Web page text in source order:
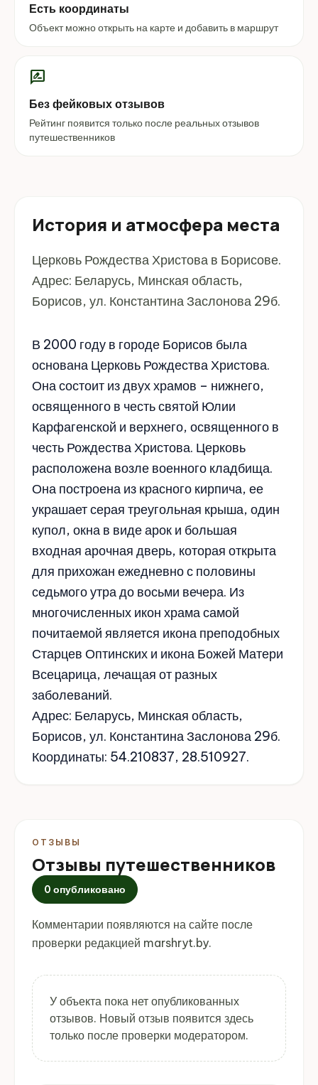
Есть координаты
Объект можно открыть на карте и добавить в маршрут
rate_review
Без фейковых отзывов
Рейтинг появится только после реальных отзывов
путешественников
История и атмосфера места
Церковь Рождества Христова в Борисове.
Адрес: Беларусь, Минская область,
Борисов, ул. Константина Заслонова 29б.
В 2000 году в городе Борисов была
основана Церковь Рождества Христова.
Она состоит из двух храмов – нижнего,
освященного в честь святой Юлии
Карфагенской и верхнего, освященного в
честь Рождества Христова. Церковь
расположена возле военного кладбища.
Она построена из красного кирпича, ее
украшает серая треугольная крыша, один
купол, окна в виде арок и большая
входная арочная дверь, которая открыта
для прихожан ежедневно с половины
седьмого утра до восьми вечера. Из
многочисленных икон храма самой
почитаемой является икона преподобных
Старцев Оптинских и икона Божей Матери
Всецарица, лечащая от разных
заболеваний.
Адрес: Беларусь, Минская область,
Борисов, ул. Константина Заслонова 29б.
Координаты: 54.210837, 28.510927.
ОТЗЫВЫ
Отзывы путешественников
0 опубликовано
Комментарии появляются на сайте после
проверки редакцией marshryt.by.
У объекта пока нет опубликованных
отзывов. Новый отзыв появится здесь
только после проверки модератором.